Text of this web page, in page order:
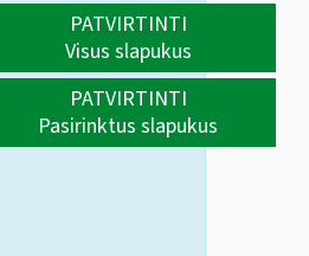
PATVIRTINTI
Visus slapukus
PATVIRTINTI
Pasirinktus slapukus